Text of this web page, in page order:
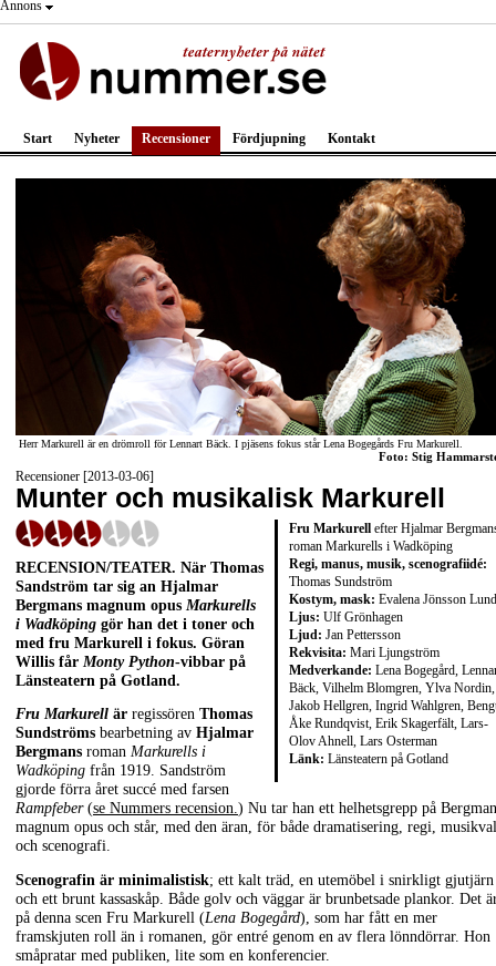
Annons
Start Nyheter Recensioner Fördjupning Kontakt
Herr Markurell är en drömroll för Lennart Bäck. I pjäsens fokus står Lena Bogegårds Fru Markurell.
Foto: Stig
Recensioner [2013-03-06]
Munter och musikalisk Markurell
Fru Markurell efter Hjalmar
roman Markurells i Wadköping
Regi, manus, musik, scenografiidé:
Thomas Sundström
Kostym, mask: Evalena Jönsson
Ljus: Ulf Grönhagen
Ljud: Jan Pettersson
Rekvisita: Mari Ljungström
Medverkande: Lena Bogegård,
Bäck, Vilhelm Blomgren, Ylva Nordin,
Jakob Hellgren, Ingrid Wahlgren,
Åke Rundqvist, Erik Skagerfält, Lars-
Olov Ahnell, Lars Osterman
Länk: Länsteatern på Gotland
RECENSION/TEATER. När Thomas
Sandström tar sig an Hjalmar
Bergmans magnum opus Markurells
i Wadköping gör han det i toner och
med fru Markurell i fokus. Göran
Willis får Monty Python-vibbar på
Länsteatern på Gotland.
Fru Markurell är regissören Thomas
Sundströms bearbetning av Hjalmar
Bergmans roman Markurells i
Wadköping från 1919. Sandström
gjorde förra året succé med farsen
Rampfeber (se Nummers recension.) Nu tar han ett helhetsgrepp på
magnum opus och står, med den äran, för både dramatisering, regi, musikval
och scenografi.
Scenografin är minimalistisk; ett kalt träd, en utemöbel i snirkligt gjutjärn
och ett brunt kassaskåp. Både golv och väggar är brunbetsade plankor. Det
på denna scen Fru Markurell (Lena Bogegård), som har fått en mer
framskjuten roll än i romanen, gör entré genom en av flera lönndörrar. Hon
småpratar med publiken, lite som en konferencier.